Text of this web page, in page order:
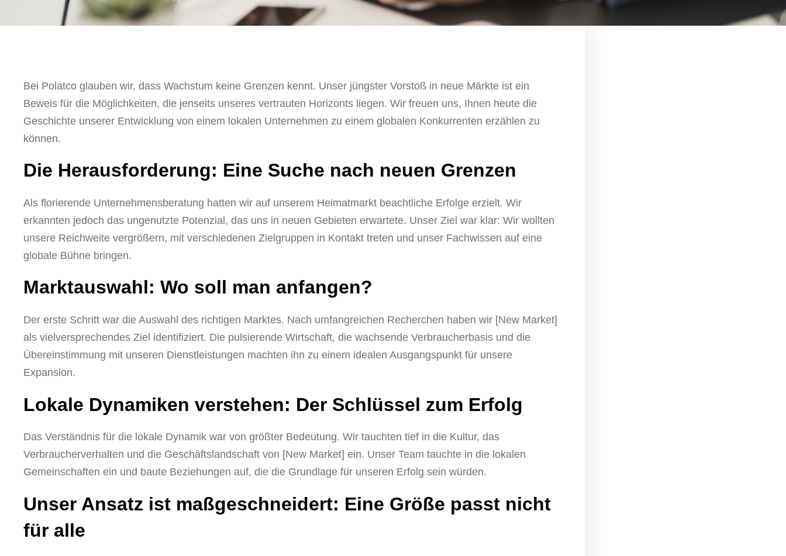
Bei Polatco glauben wir, dass Wachstum keine Grenzen kennt. Unser jüngster Vorstoß in neue Märkte ist ein
Beweis für die Möglichkeiten, die jenseits unseres vertrauten Horizonts liegen. Wir freuen uns, Ihnen heute die
Geschichte unserer Entwicklung von einem lokalen Unternehmen zu einem globalen Konkurrenten erzählen zu
können.
Die Herausforderung: Eine Suche nach neuen Grenzen
Als florierende Unternehmensberatung hatten wir auf unserem Heimatmarkt beachtliche Erfolge erzielt. Wir
erkannten jedoch das ungenutzte Potenzial, das uns in neuen Gebieten erwartete. Unser Ziel war klar: Wir wollten
unsere Reichweite vergrößern, mit verschiedenen Zielgruppen in Kontakt treten und unser Fachwissen auf eine
globale Bühne bringen.
Marktauswahl: Wo soll man anfangen?
Der erste Schritt war die Auswahl des richtigen Marktes. Nach umfangreichen Recherchen haben wir [New Market]
als vielversprechendes Ziel identifiziert. Die pulsierende Wirtschaft, die wachsende Verbraucherbasis und die
Übereinstimmung mit unseren Dienstleistungen machten ihn zu einem idealen Ausgangspunkt für unsere
Expansion.
Lokale Dynamiken verstehen: Der Schlüssel zum Erfolg
Das Verständnis für die lokale Dynamik war von größter Bedeutung. Wir tauchten tief in die Kultur, das
Verbraucherverhalten und die Geschäftslandschaft von [New Market] ein. Unser Team tauchte in die lokalen
Gemeinschaften ein und baute Beziehungen auf, die die Grundlage für unseren Erfolg sein würden.
Unser Ansatz ist maßgeschneidert: Eine Größe passt nicht
für alle